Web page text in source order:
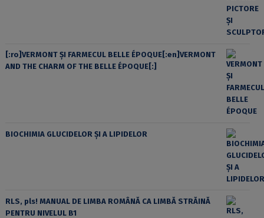
[:ro]VERMONT ȘI FARMECUL BELLE ÉPOQUE[:en]VERMONT
AND THE CHARM OF THE BELLE ÉPOQUE[:]
BIOCHIMIA GLUCIDELOR ȘI A LIPIDELOR
RLS, pls! MANUAL DE LIMBA ROMÂNĂ CA LIMBĂ STRĂINĂ
PENTRU NIVELUL B1